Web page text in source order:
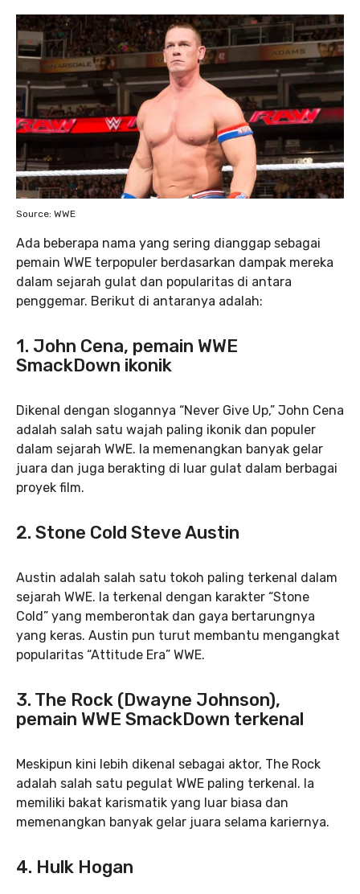
Source: WWE
Ada beberapa nama yang sering dianggap sebagai
pemain WWE terpopuler berdasarkan dampak mereka
dalam sejarah gulat dan popularitas di antara
penggemar. Berikut di antaranya adalah:
1. John Cena, pemain WWE
SmackDown ikonik
Dikenal dengan slogannya “Never Give Up,” John Cena
adalah salah satu wajah paling ikonik dan populer
dalam sejarah WWE. Ia memenangkan banyak gelar
juara dan juga berakting di luar gulat dalam berbagai
proyek film.
2. Stone Cold Steve Austin
Austin adalah salah satu tokoh paling terkenal dalam
sejarah WWE. Ia terkenal dengan karakter “Stone
Cold” yang memberontak dan gaya bertarungnya
yang keras. Austin pun turut membantu mengangkat
popularitas “Attitude Era” WWE.
3. The Rock (Dwayne Johnson),
pemain WWE SmackDown terkenal
Meskipun kini lebih dikenal sebagai aktor, The Rock
adalah salah satu pegulat WWE paling terkenal. Ia
memiliki bakat karismatik yang luar biasa dan
memenangkan banyak gelar juara selama kariernya.
4. Hulk Hogan